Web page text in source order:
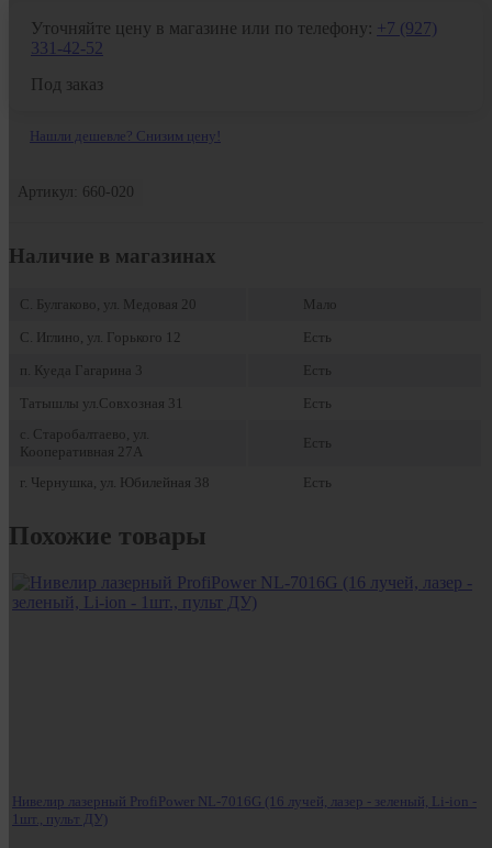
Уточняйте цену в магазине или по телефону: +7 (927)
331-42-52
Под заказ
Нашли дешевле? Снизим цену!
Артикул: 660-020
Наличие в магазинах
С. Булгаково, ул. Медовая 20
Мало
С. Иглино, ул. Горького 12
Есть
п. Куеда Гагарина 3
Есть
Татышлы ул.Совхозная 31
Есть
с. Старобалтаево, ул.
Кооперативная 27А
Есть
г. Чернушка, ул. Юбилейная 38 Есть
Похожие товары
Нивелир лазерный ProfiPower NL-7016G (16 лучей, лазер - зеленый, Li-ion -
1шт., пульт ДУ)